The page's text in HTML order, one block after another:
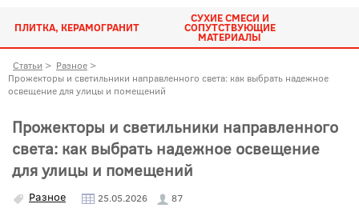
ПЛИТКА, КЕРАМОГРАНИТ
СУХИЕ СМЕСИ И
СОПУТСТВУЮЩИЕ
МАТЕРИАЛЫ
Статьи > Разное >
Прожекторы и светильники направленного света: как выбрать надежное
освещение для улицы и помещений
Прожекторы и светильники направленного
света: как выбрать надежное освещение
для улицы и помещений
Разное 25.05.2026 87